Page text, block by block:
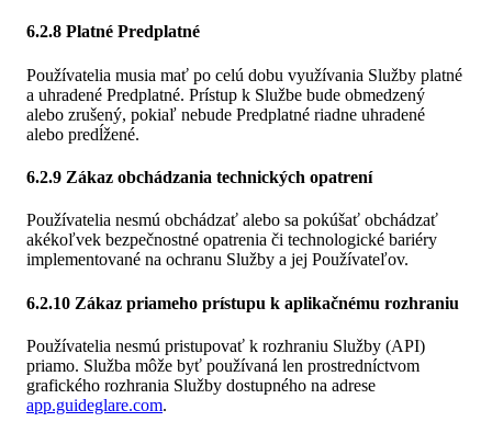
6.2.8 Platné Predplatné
Používatelia musia mať po celú dobu využívania Služby platné
a uhradené Predplatné. Prístup k Službe bude obmedzený
alebo zrušený, pokiaľ nebude Predplatné riadne uhradené
alebo predĺžené.
6.2.9 Zákaz obchádzania technických opatrení
Používatelia nesmú obchádzať alebo sa pokúšať obchádzať
akékoľvek bezpečnostné opatrenia či technologické bariéry
implementované na ochranu Služby a jej Používateľov.
6.2.10 Zákaz priameho prístupu k aplikačnému rozhraniu
Používatelia nesmú pristupovať k rozhraniu Služby (API)
priamo. Služba môže byť používaná len prostredníctvom
grafického rozhrania Služby dostupného na adrese
app.guideglare.com.